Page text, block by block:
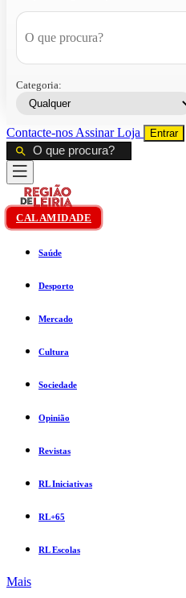
Categoria:
Contacte-nos AssinarLoja Entrar
CALAMIDADE
Saúde
Desporto
Mercado
Cultura
Sociedade
Opinião
Revistas
RL Iniciativas
RL+65
RL Escolas
Mais